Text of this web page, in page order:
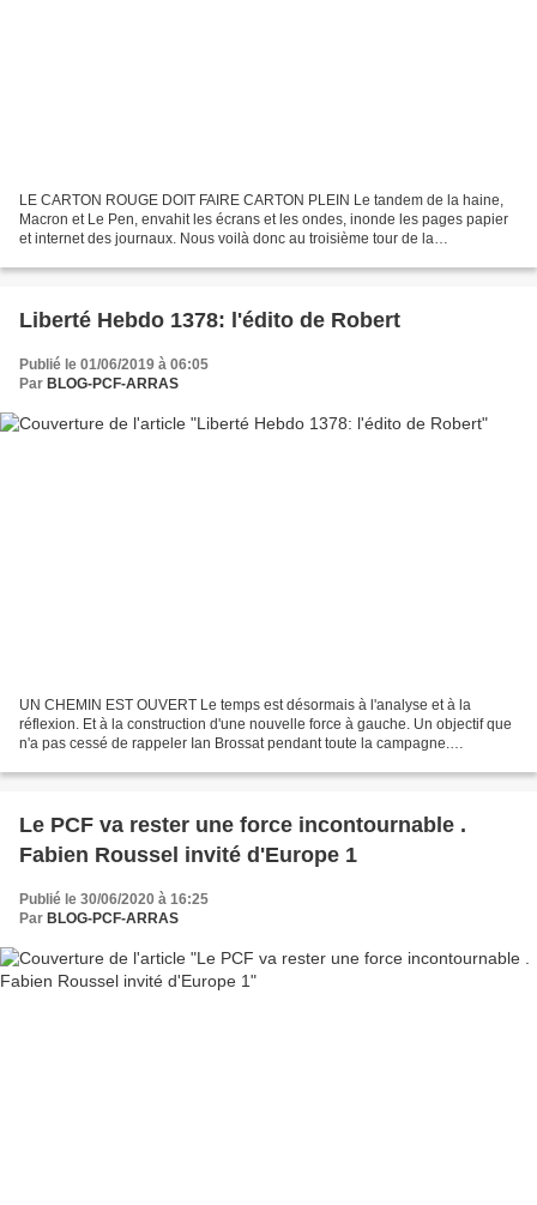
LE CARTON ROUGE DOIT FAIRE CARTON PLEIN Le tandem de la haine,
Macron et Le Pen, envahit les écrans et les ondes, inonde les pages papier
et internet des journaux. Nous voilà donc au troisième tour de la
Liberté Hebdo 1378: l'édito de Robert
Publié le 01/06/2019 à 06:05
Par BLOG-PCF-ARRAS
UN CHEMIN EST OUVERT Le temps est désormais à l'analyse et à la
réflexion. Et à la construction d'une nouvelle force à gauche. Un objectif que
n'a pas cessé de rappeler Ian Brossat pendant toute la campagne.
Le PCF va rester une force incontournable .
Fabien Roussel invité d'Europe 1
Publié le 30/06/2020 à 16:25
Par BLOG-PCF-ARRAS